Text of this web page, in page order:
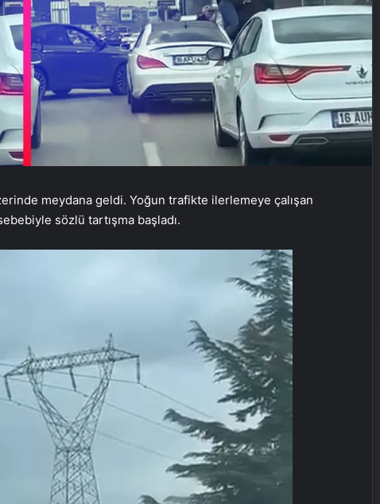
meydana geldi. Yoğun trafikte ilerlemeye çalışan
sözlü tartışma başladı.